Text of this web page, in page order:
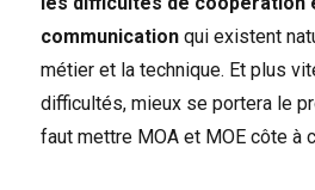
communication qui existent
métier et la technique. Et plus
difficultés, mieux se portera le
faut mettre MOA et MOE côte à